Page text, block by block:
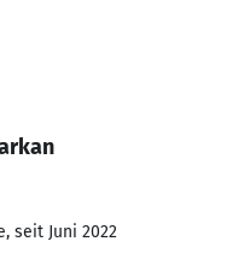
seit Juni 2022